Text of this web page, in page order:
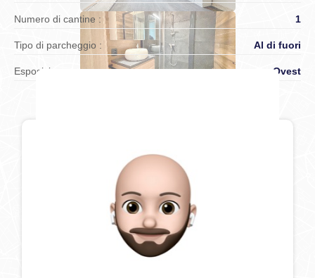
Numero di cantine : 1
Tipo di parcheggio : Al di fuori
Esposizione : Ovest